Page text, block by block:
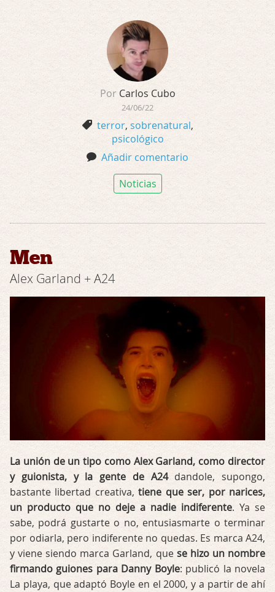
PorCarlos Cubo
24/06/22
terror, sobrenatural,
psicológico
Añadir comentario
Noticias
Men
Alex Garland + A24
La unión de un tipo como Alex Garland, como director
y guionista, y la gente de A24dandole, supongo,
bastante libertad creativa,tiene que ser, por narices,
un producto que no deje a nadie indiferente. Ya se
sabe, podrá gustarte o no, entusiasmarte o terminar
por odiarla, pero indiferente no quedas. Es marca A24,
y viene siendo marca Garland, que se hizo un nombre
firmando guiones para Danny Boyle: publicó la novela
La playa, que adaptó Boyle en el 2000, y a partir de ahí